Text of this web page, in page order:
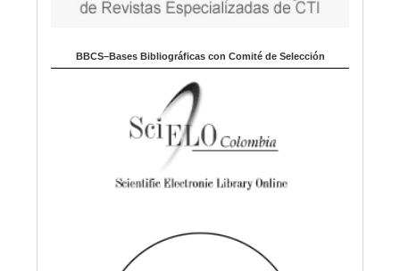
BBCS–Bases Bibliográficas con Comité de Selección